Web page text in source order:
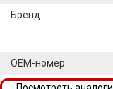
Бренд:
OEM-номер: